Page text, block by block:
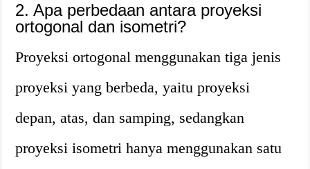
2. Apa perbedaan antara proyeksi
ortogonal dan isometri?
Proyeksi ortogonal menggunakan tiga jenis
proyeksi yang berbeda, yaitu proyeksi
depan, atas, dan samping, sedangkan
proyeksi isometri hanya menggunakan satu